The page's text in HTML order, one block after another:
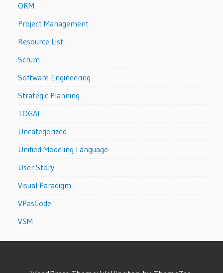
ORM
Project Management
Resource List
Scrum
Software Engineering
Strategic Planning
TOGAF
Uncategorized
Unified Modeling Language
User Story
Visual Paradigm
VPasCode
VSM